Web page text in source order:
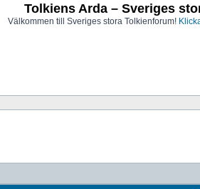
Tolkiens Arda – Sveriges
Välkommen till Sveriges stora Tolkienforum!